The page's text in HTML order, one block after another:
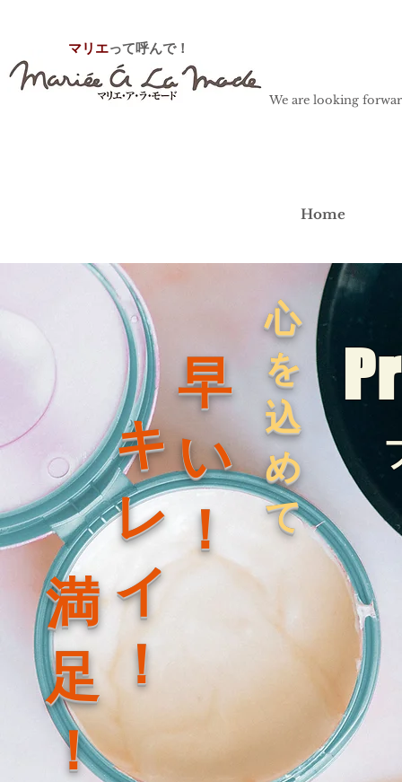
マリエって呼んで！
We are looking
Home
満
足
！
キ
レ
イ
！
早
い
！
​心
を
込
め
て